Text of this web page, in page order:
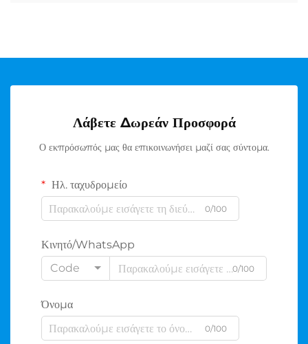
Λάβετε Δωρεάν Προσφορά
Ο εκπρόσωπός μας θα επικοινωνήσει μαζί σας σύντομα.
Ηλ. ταχυδρομείο
0/100
Κινητό/WhatsApp
Code
0/100
Όνομα
0/100